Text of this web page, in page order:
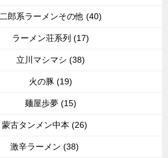
二郎系ラーメンその他 (40)
ラーメン荘系列 (17)
立川マシマシ (38)
火の豚 (19)
麺屋歩夢 (15)
蒙古タンメン中本 (26)
激辛ラーメン (38)